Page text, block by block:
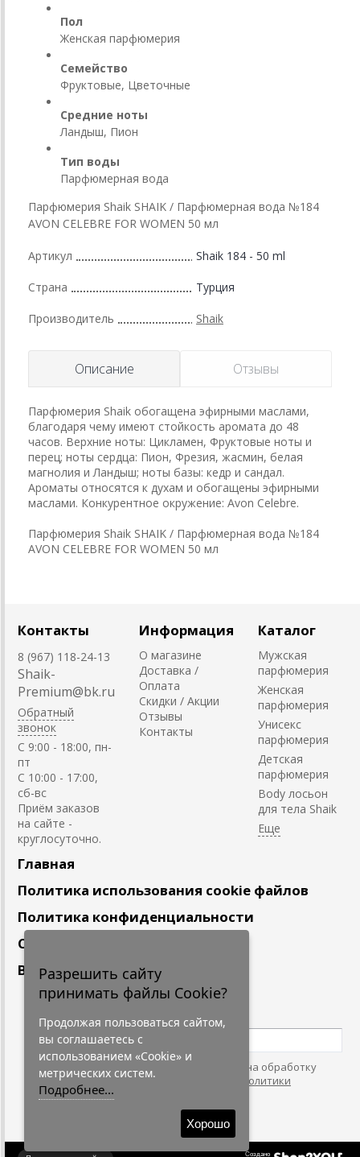
Пол
Женская парфюмерия
Семейство
Фруктовые, Цветочные
Средние ноты
Ландыш, Пион
Тип воды
Парфюмерная вода
Парфюмерия Shaik SHAIK / Парфюмерная вода №184
AVON CELEBRE FOR WOMEN 50 мл
Артикул Shaik 184 - 50 ml
Страна Турция
Производитель Shaik
Описание Отзывы
Парфюмерия Shaik обогащена эфирными маслами,
благодаря чему имеют стойкость аромата до 48
часов. Верхние ноты: Цикламен, Фруктовые ноты и
перец; ноты сердца: Пион, Фрезия, жасмин, белая
магнолия и Ландыш; ноты базы: кедр и сандал.
Ароматы относятся к духам и обогащены эфирными
маслами. Конкурентное окружение: Avon Celebre.
Парфюмерия Shaik SHAIK / Парфюмерная вода №184
AVON CELEBRE FOR WOMEN 50 мл
Контакты
8 (967) 118-24-13
Shaik-
Premium@bk.ru
Обратный
звонок
C 9:00 - 18:00, пн-
пт
С 10:00 - 17:00,
сб-вс
Приём заказов
на сайте -
круглосуточно.
Информация
О магазине
Доставка /
Оплата
Скидки / Акции
Отзывы
Контакты
Каталог
Мужская
парфюмерия
Женская
парфюмерия
Унисекс
парфюмерия
Детская
парфюмерия
Body лосьон
для тела Shaik
Главная
Политика использования cookie файлов
Политика конфиденциальности
Сотрудничество
Вакансии
Подпишитесь
Нажимая на кнопку, я даю согласие на обработку
персональных данных. С условиями
"Политики
Конфидециальности"
Создано
Разрешить сайту
принимать файлы Cookie?
Продолжая пользоваться сайтом,
вы соглашаетесь с
использованием «Cookie» и
метрических систем.
Подробнее...
Хорошо